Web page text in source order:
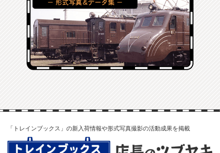
「トレインブックス」の新入荷情報や形式写真撮影の活動成果を掲載